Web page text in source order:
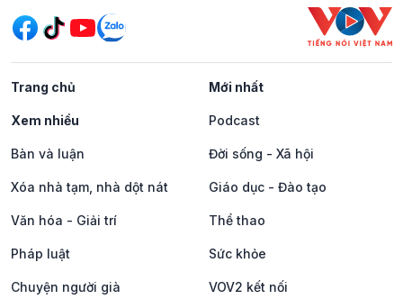
Trang chủ Mới nhất
Xem nhiều Podcast
Bàn và luận Đời sống - Xã hội
Xóa nhà tạm, nhà dột nát Giáo dục - Đào tạo
Văn hóa - Giải trí Thể thao
Pháp luật Sức khỏe
Chuyện người già VOV2 kết nối